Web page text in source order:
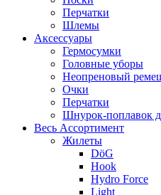
Перчатки
Шлемы
Аксессуары
Гермосумки
Головные уборы
Неопреновый
Очки
Перчатки
Шнурок-поплавок
Весь Ассортимент
Жилеты
DöG
Hook
Hydro Force
Light